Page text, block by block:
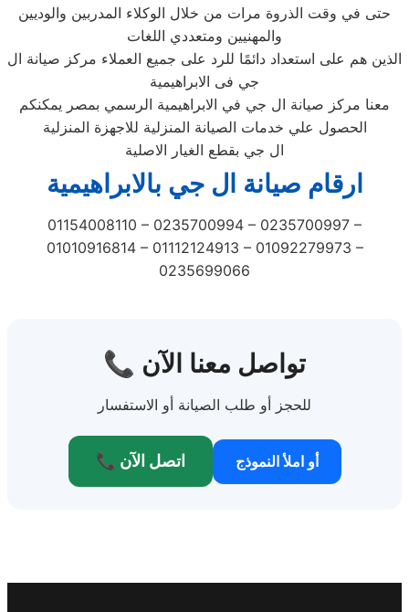
حتى في وقت الذروة مرات من خلال الوكلاء المدربين والوديين
والمهنيين ومتعددي اللغات
الذين هم على استعداد دائمًا للرد على جميع العملاء مركز صيانة ال
جي فى الابراهيمية
معنا مركز صيانة ال جي في الابراهيمية الرسمي بمصر يمكنكم
الحصول علي خدمات الصيانة المنزلية للاجهزة المنزلية
ال جي بقطع الغيار الاصلية
ارقام صيانة ال جي بالابراهيمية
01154008110 – 0235700994 – 0235700997 –
01010916814 – 01112124913 – 01092279973 –
0235699066
📞 تواصل معنا الآن
للحجز أو طلب الصيانة أو الاستفسار
📞 اتصل الآن أو املأ النموذج